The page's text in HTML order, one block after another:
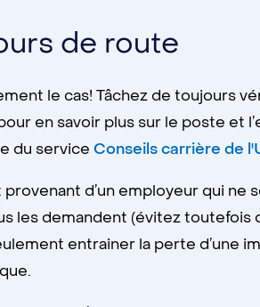
de route
le cas! Tâchez de toujours
en savoir plus sur le poste et
du service Conseils carrière de
d’un employeur qui ne
les demandent (évitez
entrainer la perte d’une